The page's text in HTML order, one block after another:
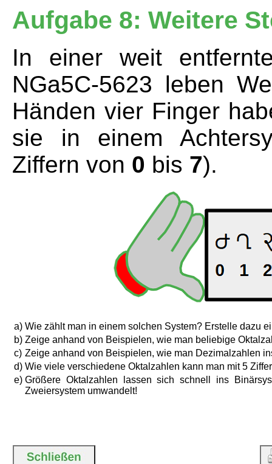
Aufgabe 8: Weitere
In einer weit
NGa5C-5623 leben
Händen vier Finger
sie in einem
Ziffern von 0 bis 7).
a) Wie zählt man in einem solchen System? Erstelle dazu
b) Zeige anhand von Beispielen, wie man beliebige
c) Zeige anhand von Beispielen, wie man Dezimalzahlen
d) Wie viele verschiedene Oktalzahlen kann man mit 5
e) Größere Oktalzahlen lassen sich schnell ins
Zweiersystem umwandelt!